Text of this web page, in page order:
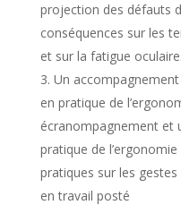
projection des défauts
conséquences sur les
et sur la fatigue oculaire.
Un
en pratique de
écranompagnement et
pratique de
pratiques sur les
en travail posté